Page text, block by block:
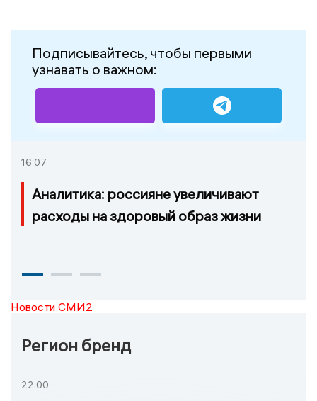
Подписывайтесь, чтобы первыми
узнавать о важном:
16:07
Аналитика: россияне увеличивают
расходы на здоровый образ жизни
Новости СМИ2
Регион бренд
22:00